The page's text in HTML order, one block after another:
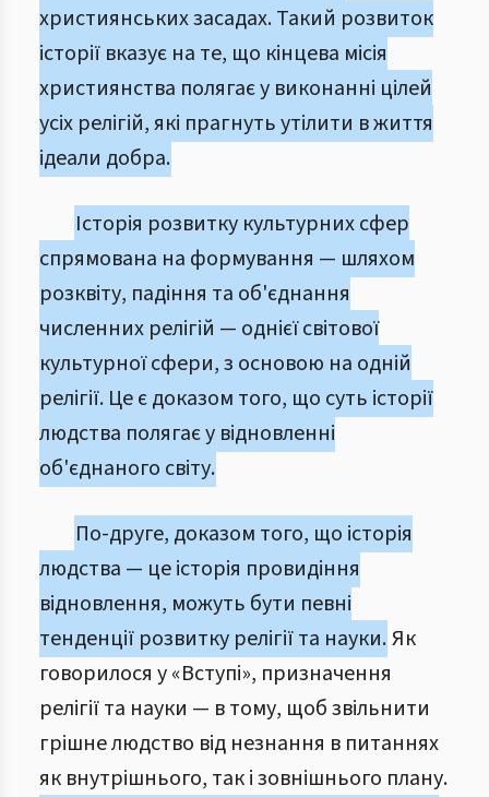
християнських засадах. Такий розвиток
історії вказує на те, що кінцева місія
християнства полягає у виконанні цілей
усіх релігій, які прагнуть утілити в життя
ідеали добра.
Історія розвитку культурних сфер
спрямована на формування — шляхом
розквіту, падіння та об'єднання
численних релігій — однієї світової
культурної сфери, з основою на одній
релігії. Це є доказом того, що суть історії
людства полягає у відновленні
об'єднаного світу.
По-друге, доказом того, що історія
людства — це історія провидіння
відновлення, можуть бути певні
тенденції розвитку релігії та науки.Як
говорилося у «Вступі», призначення
релігії та науки — в тому, щоб звільнити
грішне людство від незнання в питаннях
як внутрішнього, так і зовнішнього плану.